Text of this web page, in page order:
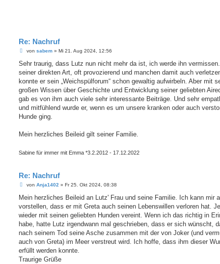
Re: Nachruf
B
i
r
a
von sabem» Mi 21. Aug 2024, 12:56
Sehr traurig, dass Lutz nun nicht mehr da ist, ich werde ihn
seiner direkten Art, oft provozierend und manchen damit auch
konnte er sein „Weichspülforum“ schon gewaltig aufwirbeln. Aber mit
großen Wissen über Geschichte und Entwicklung seiner geliebten
gab es von ihm auch viele sehr interessante Beiträge. Und sehr
und mitfühlend wurde er, wenn es um unsere kranken oder auch
Hunde ging.
Mein herzliches Beileid gilt seiner Familie.
Sabine für immer mit Emma *3.2.2012 - 17.12.2022
Re: Nachruf
B
i
r
a
von Anja1402» Fr 25. Okt 2024, 08:38
Mein herzliches Beileid an Lutz' Frau und seine Familie. Ich kann mir
vorstellen, dass er mit Greta auch seinen Lebenswillen verloren hat.
wieder mit seinen geliebten Hunden vereint. Wenn ich das richtig in
habe, hatte Lutz irgendwann mal geschrieben, dass er sich wünscht,
nach seinem Tod seine Asche zusammen mit der von Joker (und
auch von Greta) im Meer verstreut wird. Ich hoffe, dass ihm dieser
erfüllt werden konnte.
Traurige Grüße